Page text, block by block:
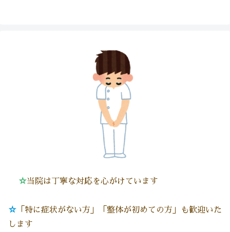
☆当院は丁寧な対応を心がけています
☆ 「特に症状がない方」「整体が初めての方」も歓迎いた
します